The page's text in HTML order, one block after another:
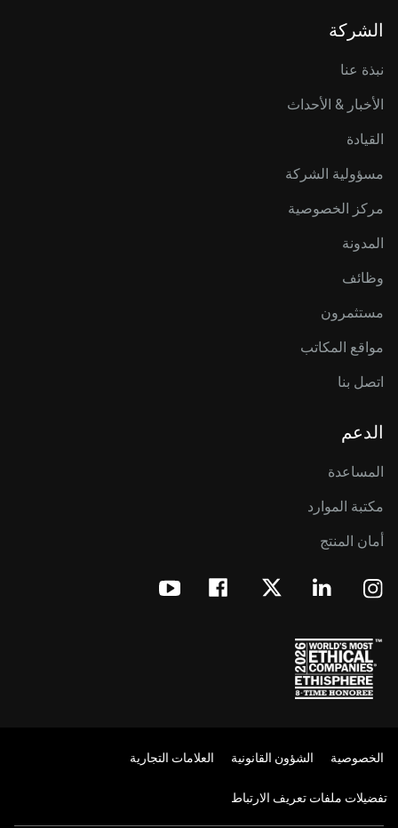
الشركة
نبذة عنا
الأخبار & الأحداث
القيادة
مسؤولية الشركة
مركز الخصوصية
المدونة
وظائف
مستثمرون
مواقع المكاتب
اتصل بنا
الدعم
المساعدة
مكتبة الموارد
أمان المنتج
الخصوصية الشؤون القانونية العلامات التجارية
تفضيلات ملفات تعريف الارتباط